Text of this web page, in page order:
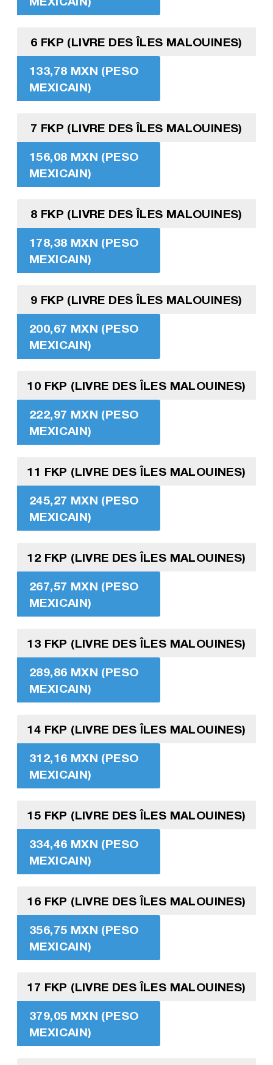
6 FKP (LIVRE DES ÎLES MALOUINES)
133,78 MXN (PESO
MEXICAIN)
7 FKP (LIVRE DES ÎLES MALOUINES)
156,08 MXN (PESO
MEXICAIN)
8 FKP (LIVRE DES ÎLES MALOUINES)
178,38 MXN (PESO
MEXICAIN)
9 FKP (LIVRE DES ÎLES MALOUINES)
200,67 MXN (PESO
MEXICAIN)
10 FKP (LIVRE DES ÎLES MALOUINES)
222,97 MXN (PESO
MEXICAIN)
11 FKP (LIVRE DES ÎLES MALOUINES)
245,27 MXN (PESO
MEXICAIN)
12 FKP (LIVRE DES ÎLES MALOUINES)
267,57 MXN (PESO
MEXICAIN)
13 FKP (LIVRE DES ÎLES MALOUINES)
289,86 MXN (PESO
MEXICAIN)
14 FKP (LIVRE DES ÎLES MALOUINES)
312,16 MXN (PESO
MEXICAIN)
15 FKP (LIVRE DES ÎLES MALOUINES)
334,46 MXN (PESO
MEXICAIN)
16 FKP (LIVRE DES ÎLES MALOUINES)
356,75 MXN (PESO
MEXICAIN)
17 FKP (LIVRE DES ÎLES MALOUINES)
379,05 MXN (PESO
MEXICAIN)